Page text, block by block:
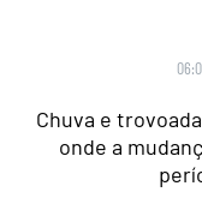
Chuva e
onde a